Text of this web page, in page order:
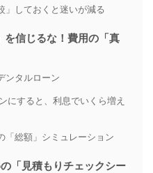
」しておくと迷いが減る
を信じるな！費用の「真
ンタルローン
にすると、利息でいくら増え
「総額」シミュレーション
「見積もりチェックシー